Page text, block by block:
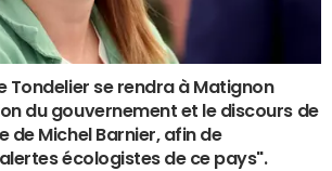
Tondelier se rendra à Matignon
du gouvernement et le discours de
de Michel Barnier, afin de
écologistes de ce pays".